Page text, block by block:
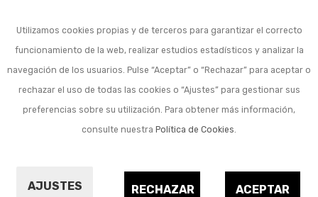
Utilizamos cookies propias y de terceros para garantizar el correcto
funcionamiento de la web, realizar estudios estadísticos y analizar la
navegación de los usuarios. Pulse “Aceptar” o “Rechazar” para aceptar o
rechazar el uso de todas las cookies o “Ajustes” para gestionar sus
preferencias sobre su utilización. Para obtener más información,
consulte nuestra Política de Cookies.
AJUSTES ACEPTAR
RECHAZAR